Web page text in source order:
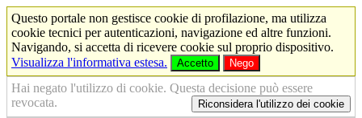
Questo portale non gestisce cookie di profilazione, ma utilizza
cookie tecnici per autenticazioni, navigazione ed altre funzioni.
Navigando, si accetta di ricevere cookie sul proprio dispositivo.
Visualizza l'informativa estesa.
Accetto Nego
Hai negato l'utilizzo di cookie. Questa decisione può essere
revocata.
Riconsidera l'utilizzo dei cookie